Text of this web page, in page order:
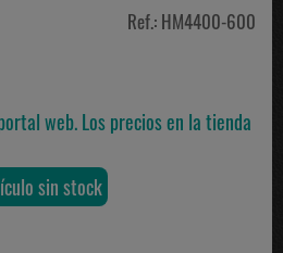
Ref.: HM4400-600
web. Los precios en la tienda
sin stock